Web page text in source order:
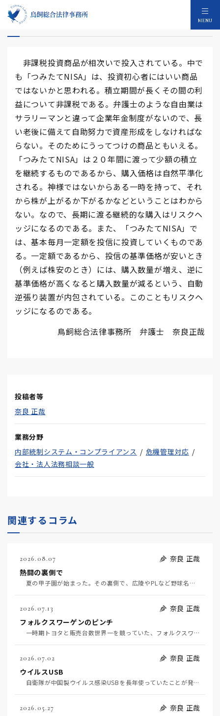
MENU
人生１００年時代の資産運用 ２
非課税投資商品が相次いで投入されている。中で
も「つみたてNISA」は、投資初心者にはいい商品
ではないかと思われる。積立期間が長くその間の利
益について非課税である。弁護士のような自由業は
サラリーマンと違って企業年金制度がないので、長
い老後に備えて自助努力で資産形成をしなければな
らない。そのためにうってつけの商品ともいえる。
「つみたてNISA」は２０年間に渡って少額の積立
を継続するものであるから、購入価格は自然平準化
される。神様ではないからある一時を持って、それ
から株が上がるか下がるかなどということはわから
ない。なので、長期に渡る継続的な購入はリスクヘ
ッジになるのである。また、「つみたてNISA」で
は、基本毎月一定額を投信に投資していくものであ
る。一定額であるから、投信の基準価格が安いとき
（例えば株安のとき）には、購入数量が増え、逆に
基準価格が高くなると購入数量が減るという、自動
逆張り装置が内包されている。このこともリスクヘ
ッジになるのである。
鳥飼総合法律事務所 弁護士 奈良正哉
投稿者等
奈良 正哉
業務分野
内部統制システム・コンプライアンス
危機管理対応
会社・法人法務相談一般
関連するコラム
2026.08.07
奈良 正哉
熱闘の裏側で
夏の甲子園が始まった。その裏側で、広陵やPLなど野球名門校（だった）の不祥事のその後について、「熱…
2026.07.13
奈良 正哉
フォルクスワーゲンのピンチ
一時期トヨタと販売台数世界一を競っていた、フォルクスワーゲンの経営がピンチだ（7月11日日経）。そ…
2026.07.02
奈良 正哉
ウイルスUSB
自衛隊が中国製ウイルス感染USBを長年使っていたことが発覚して問題になっている（7月2日日経）。筆…
2026.05.27
奈良 正哉